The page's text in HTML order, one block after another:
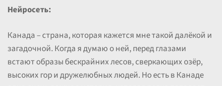
Нейросеть:
Канада – страна, которая кажется мне такой далёкой и
загадочной. Когда я думаю о ней, перед глазами
встают образы бескрайних лесов, сверкающих озёр,
высоких гор и дружелюбных людей. Но есть в Канаде